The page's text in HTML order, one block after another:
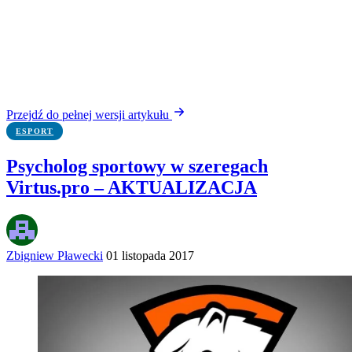
Przejdź do pełnej wersji artykułu
ESPORT
Psycholog sportowy w szeregach
Virtus.pro – AKTUALIZACJA
Zbigniew Pławecki 01 listopada 2017